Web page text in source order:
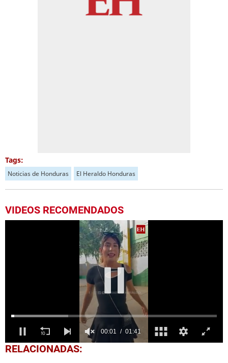
Tags:
Noticias de Honduras El Heraldo Honduras
VIDEOS RECOMENDADOS
0
seconds
RELACIONADAS: